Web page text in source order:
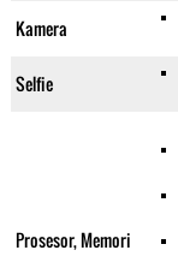
Kamera
Selfie
Prosesor, Memori